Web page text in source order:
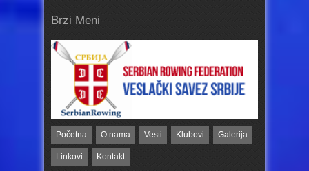
Brzi Meni
Početna O nama Vesti Klubovi Galerija
Linkovi Kontakt